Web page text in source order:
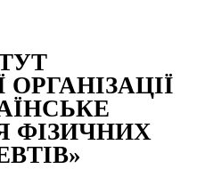
ФІЗИЧНИХ